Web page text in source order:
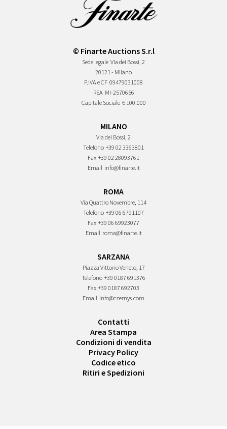
© Finarte Auctions S.r.l
Sede legale Via dei Bossi, 2
20121 - Milano
P.IVA e CF 09479031008
REA MI-2570656
Capitale Sociale € 100.000
MILANO
Via dei Bossi, 2
Telefono +39 02 3363801
Fax +39 02 28093761
Email info@finarte.it
ROMA
Via Quattro Novembre, 114
Telefono +39 06 6791107
Fax +39 06 69923077
Email roma@finarte.it
SARZANA
Piazza Vittorio Veneto, 17
Telefono +39 0187 691376
Fax +39 0187 692703
Email info@czernys.com
Contatti
Area Stampa
Condizioni di vendita
Privacy Policy
Codice etico
Ritiri e Spedizioni